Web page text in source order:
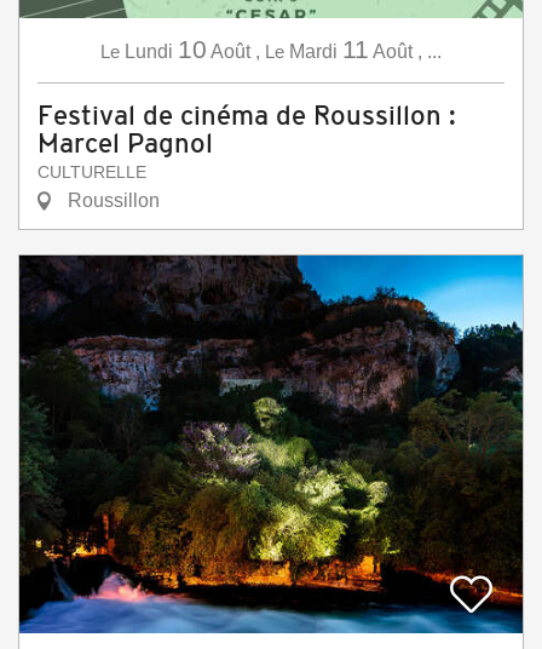
Le Lundi 10 Août, Le Mardi 11 Août, ...
Festival de cinéma de Roussillon :
Marcel Pagnol
CULTURELLE
Roussillon